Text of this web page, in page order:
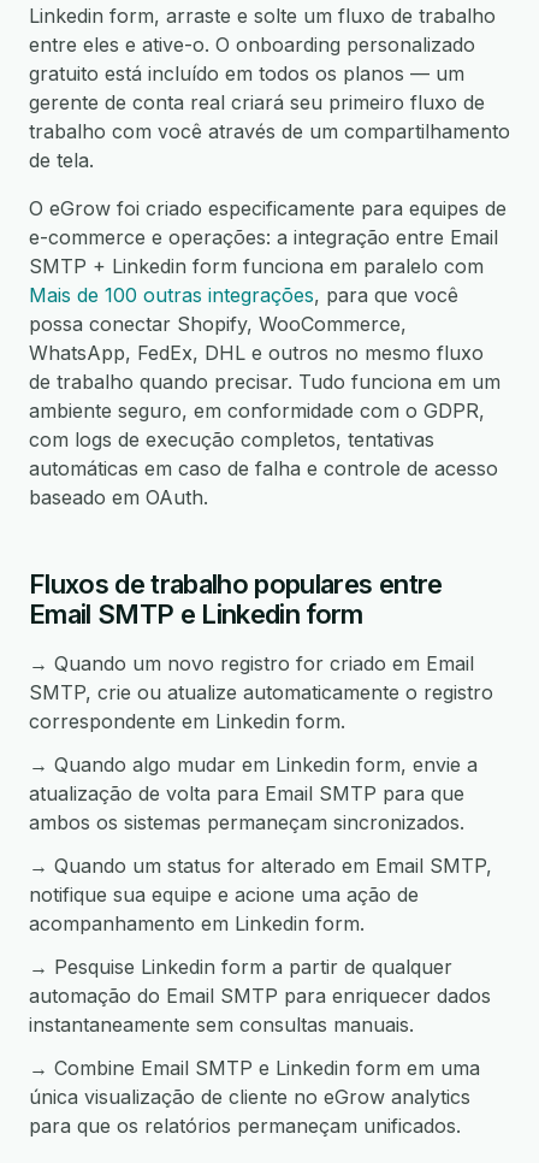
Linkedin form, arraste e solte um fluxo de trabalho
entre eles e ative-o. O onboarding personalizado
gratuito está incluído em todos os planos — um
gerente de conta real criará seu primeiro fluxo de
trabalho com você através de um compartilhamento
de tela.
O eGrow foi criado especificamente para equipes de
e-commerce e operações: a integração entre Email
SMTP + Linkedin form funciona em paralelo com
Mais de 100 outras integrações, para que você
possa conectar Shopify, WooCommerce,
WhatsApp, FedEx, DHL e outros no mesmo fluxo
de trabalho quando precisar. Tudo funciona em um
ambiente seguro, em conformidade com o GDPR,
com logs de execução completos, tentativas
automáticas em caso de falha e controle de acesso
baseado em OAuth.
Fluxos de trabalho populares entre
Email SMTP e Linkedin form
→ Quando um novo registro for criado em Email
SMTP, crie ou atualize automaticamente o registro
correspondente em Linkedin form.
→ Quando algo mudar em Linkedin form, envie a
atualização de volta para Email SMTP para que
ambos os sistemas permaneçam sincronizados.
→ Quando um status for alterado em Email SMTP,
notifique sua equipe e acione uma ação de
acompanhamento em Linkedin form.
→ Pesquise Linkedin form a partir de qualquer
automação do Email SMTP para enriquecer dados
instantaneamente sem consultas manuais.
→ Combine Email SMTP e Linkedin form em uma
única visualização de cliente no eGrow analytics
para que os relatórios permaneçam unificados.